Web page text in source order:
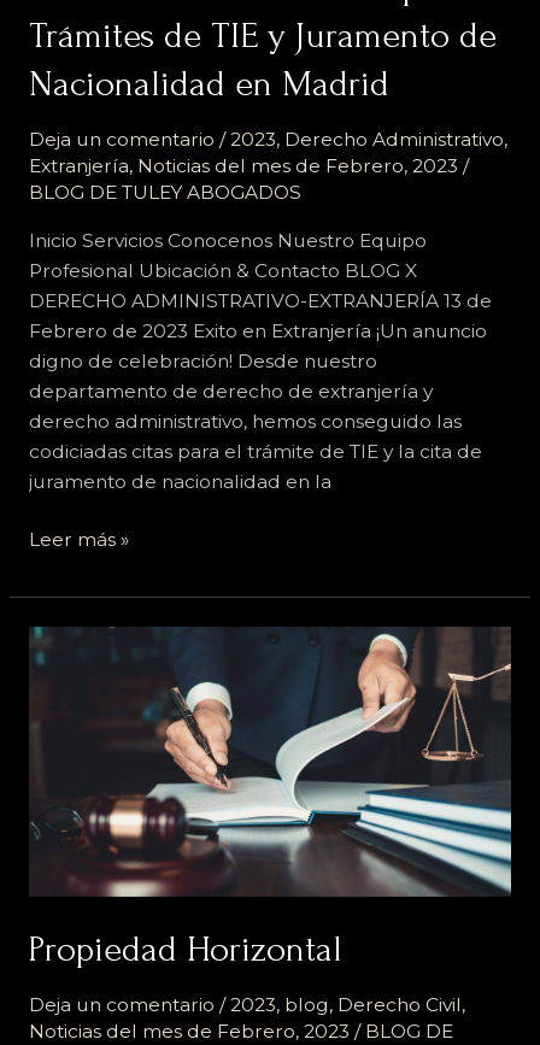
Trámites de TIE y Juramento de
Nacionalidad en Madrid
Deja un comentario /2023, Derecho Administrativo,
Extranjería, Noticias del mes de Febrero, 2023 /
BLOG DE TULEY ABOGADOS
Inicio Servicios Conocenos Nuestro Equipo
Profesional Ubicación & Contacto BLOG X
DERECHO ADMINISTRATIVO-EXTRANJERÍA 13 de
Febrero de 2023 Exito en Extranjería ¡Un anuncio
digno de celebración! Desde nuestro
departamento de derecho de extranjería y
derecho administrativo, hemos conseguido las
codiciadas citas para el trámite de TIE y la cita de
juramento de nacionalidad en la
Madrid
Leer más »
Propiedad Horizontal
Deja un comentario /2023, blog, Derecho Civil,
Noticias del mes de Febrero, 2023 / BLOG DE
Propiedad
Horizontal